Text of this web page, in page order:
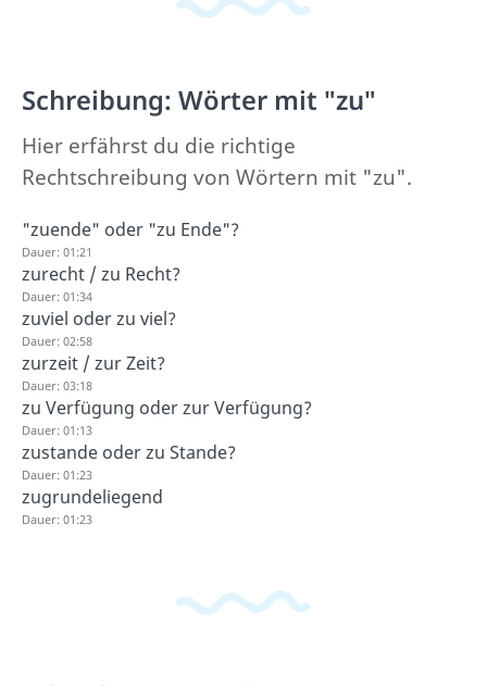
Schreibung: Wörter mit "zu"
Hier erfährst du die richtige
Rechtschreibung von Wörtern mit "zu".
"zuende" oder "zu Ende"?
Dauer: 01:21
zurecht / zu Recht?
Dauer: 01:34
zuviel oder zu viel?
Dauer: 02:58
zurzeit / zur Zeit?
Dauer: 03:18
zu Verfügung oder zur Verfügung?
Dauer: 01:13
zustande oder zu Stande?
Dauer: 01:23
zugrundeliegend
Dauer: 01:23